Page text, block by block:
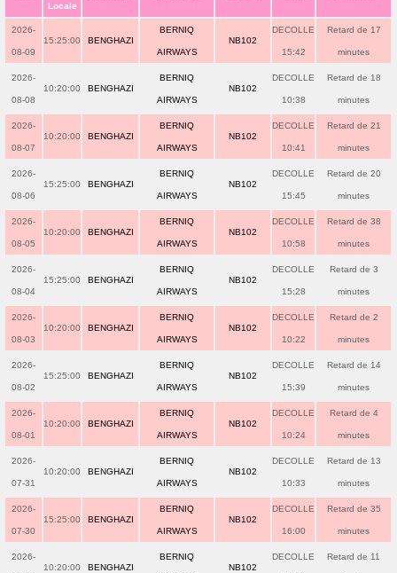
Locale
2026-
08-09
15:25:00 BENGHAZI
BERNIQ
AIRWAYS
NB102
DECOLLE
15:42
Retard de 17
minutes
2026-
08-08
10:20:00 BENGHAZI
BERNIQ
AIRWAYS
NB102
DECOLLE
10:38
Retard de 18
minutes
2026-
08-07
10:20:00 BENGHAZI
BERNIQ
AIRWAYS
NB102
DECOLLE
10:41
Retard de 21
minutes
2026-
08-06
15:25:00 BENGHAZI
BERNIQ
AIRWAYS
NB102
DECOLLE
15:45
Retard de 20
minutes
2026-
08-05
10:20:00 BENGHAZI
BERNIQ
AIRWAYS
NB102
DECOLLE
10:58
Retard de 38
minutes
2026-
08-04
15:25:00 BENGHAZI
BERNIQ
AIRWAYS
NB102
DECOLLE
15:28
Retard de 3
minutes
2026-
08-03
10:20:00 BENGHAZI
BERNIQ
AIRWAYS
NB102
DECOLLE
10:22
Retard de 2
minutes
2026-
08-02
15:25:00 BENGHAZI
BERNIQ
AIRWAYS
NB102
DECOLLE
15:39
Retard de 14
minutes
2026-
08-01
10:20:00 BENGHAZI
BERNIQ
AIRWAYS
NB102
DECOLLE
10:24
Retard de 4
minutes
2026-
07-31
10:20:00 BENGHAZI
BERNIQ
AIRWAYS
NB102
DECOLLE
10:33
Retard de 13
minutes
2026-
07-30
15:25:00 BENGHAZI
BERNIQ
AIRWAYS
NB102
DECOLLE
16:00
Retard de 35
minutes
2026-
10:20:00 BENGHAZI
BERNIQ
NB102
DECOLLE Retard de 11